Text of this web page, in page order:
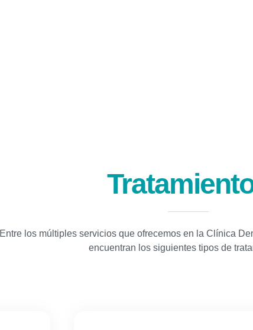
Entre los múltiples servicios que ofrecemos en la Clínica
encuentran los siguientes tipos de